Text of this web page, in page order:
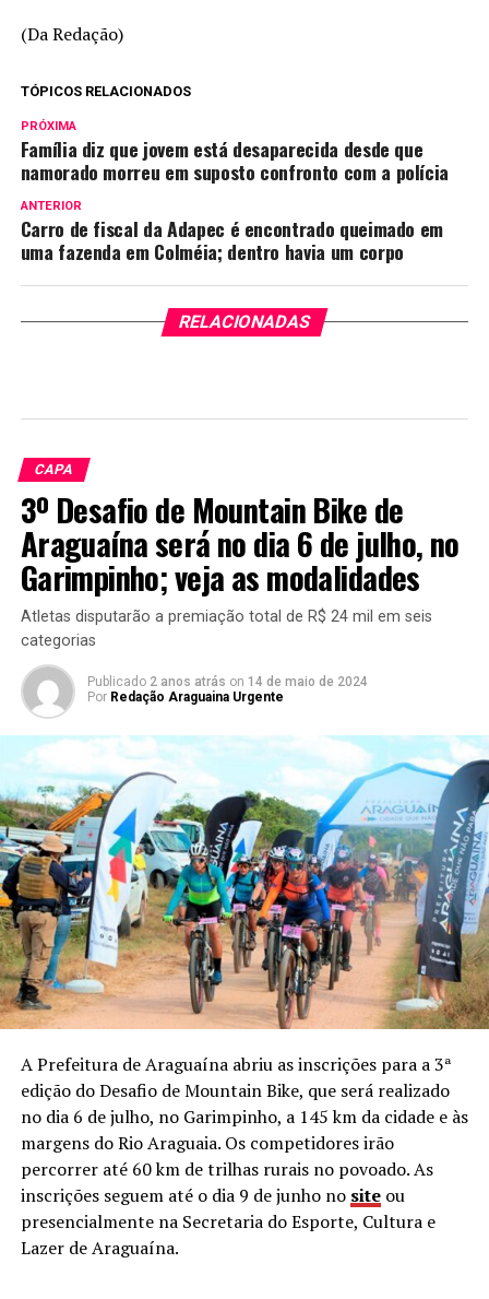
(Da Redação)
TÓPICOS RELACIONADOS
PRÓXIMA
Família diz que jovem está desaparecida desde que
namorado morreu em suposto confronto com a polícia
ANTERIOR
Carro de fiscal da Adapec é encontrado queimado em
uma fazenda em Colméia; dentro havia um corpo
RELACIONADAS
CAPA
3º Desafio de Mountain Bike de
Araguaína será no dia 6 de julho, no
Garimpinho; veja as modalidades
Atletas disputarão a premiação total de R$ 24 mil em seis
categorias
Publicado 2 anos atrás on 14 de maio de 2024
Por Redação Araguaina Urgente
A Prefeitura de Araguaína abriu as inscrições para a 3ª
edição do Desafio de Mountain Bike, que será realizado
no dia 6 de julho, no Garimpinho, a 145 km da cidade e às
margens do Rio Araguaia. Os competidores irão
percorrer até 60 km de trilhas rurais no povoado. As
inscrições seguem até o dia 9 de junho no site ou
presencialmente na Secretaria do Esporte, Cultura e
Lazer de Araguaína.